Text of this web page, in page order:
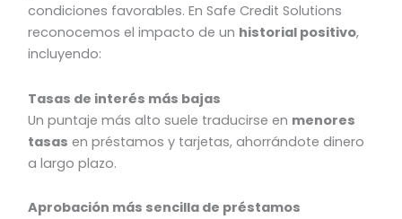
condiciones favorables. En Safe Credit Solutions
reconocemos el impacto de un historial positivo,
incluyendo:
Tasas de interés más bajas
Un puntaje más alto suele traducirse en menores
tasas en préstamos y tarjetas, ahorrándote dinero
a largo plazo.
Aprobación más sencilla de préstamos